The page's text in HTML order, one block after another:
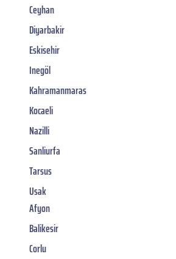
Ceyhan
Diyarbakir
Eskisehir
Inegöl
Kahramanmaras
Kocaeli
Nazilli
Sanliurfa
Tarsus
Usak
Afyon
Balikesir
Corlu